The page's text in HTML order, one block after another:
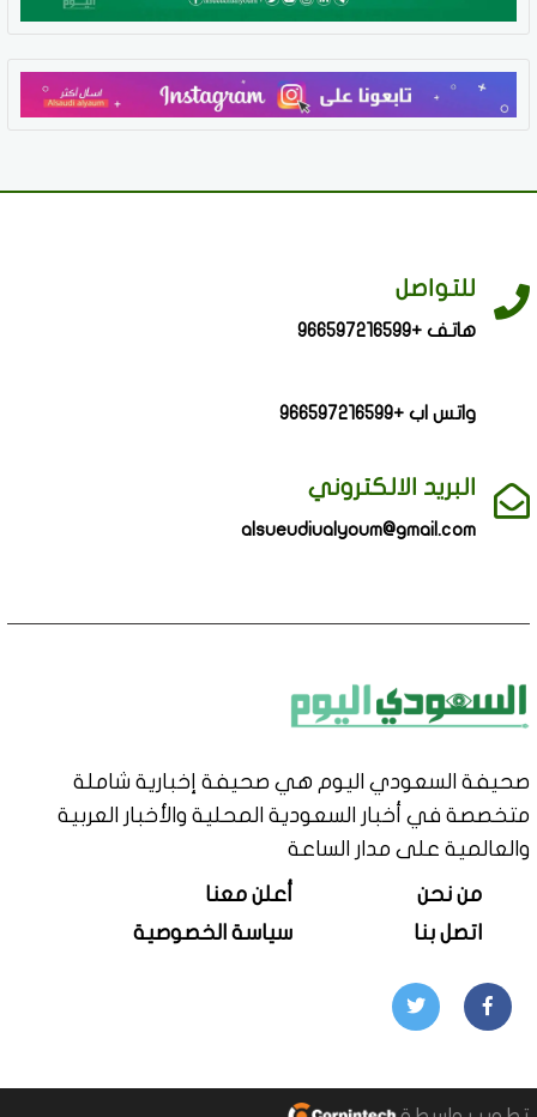
للتواصل
هاتف +966597216599
واتس اب +966597216599
البريد الالكتروني
alsueudiualyoum@gmail.com
صحيفة السعودي اليوم هي صحيفة إخبارية شاملة
متخصصة في أخبار السعودية المحلية والأخبار العربية
والعالمية على مدار الساعة
من نحن
أعلن معنا
اتصل بنا
سياسة الخصوصية